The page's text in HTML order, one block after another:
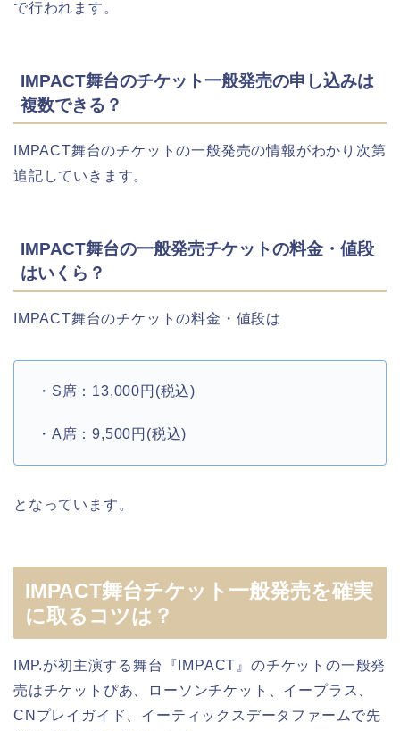
で行われます。
IMPACT舞台のチケット一般発売の申し込みは
複数できる？
IMPACT舞台のチケットの一般発売の情報がわかり次第
追記していきます。
IMPACT舞台の一般発売チケットの料金・値段
はいくら？
IMPACT舞台のチケットの料金・値段は
・S席：13,000円(税込)
・A席：9,500円(税込)
となっています。
IMPACT舞台チケット一般発売を確実
に取るコツは？
IMP.が初主演する舞台『IMPACT』のチケットの一般発
売はチケットぴあ、ローソンチケット、イープラス、
CNプレイガイド、イーティックスデータファームで先